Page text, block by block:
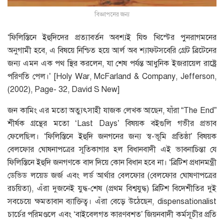
বিজ্ঞাপনের জন্য
‘ফিলিস্তিনে ইহুদিদের প্রত্যাবর্তন অবশ্যই যিশু খিস্টের পুনরাগমনের
অনুগামী হবে, এ বিষয়ে নিশ্চিত হয়ে আর্ল অব শ্যাফটসবেরি গ্রেট ব্রিটেনের
জন্য এমন এক পথ স্থির করলেন, যা শেষ পর্যন্ত আধুনিক ইজরায়েল রাষ্ট্রে
পরিণতি পেল।’ [Holy War, McFarland & Company, Jefferson,
(2002), Page- 32, David S New]
জন কামিং এর মতো অত্যুৎসাহী যাজক লেখক আছেন, যাঁরা “The End”
শীর্ষক গ্রন্থের মতো ‘Last Days’ বিষয়ক বইগুলি গভীর প্রভাব
ফেলেছিল। ‘ফিলিস্তিনে ইহুদি জনগনের জন্য স্ব-ভূমি প্রতিষ্ঠা’ বিষয়ক
বেলফোর ঘোষনাপত্রের সূতিকাগার হল বিধানবাদী এই ভাবনাচিন্তা যে
ফিলিস্তিনে ইহুদি জনগণকে বাদ দিয়ে কোন বিধান হবে না। ‘ব্রিটিশ প্রধানমন্ত্রী
ডেভিড লয়েড জর্জ এবং লর্ড আর্থার বেলফোর (বেলফোর ঘোষণাপত্রের
রচয়িতা), এঁরা দুজনেই যুদ্ধ-শেষ (প্রথম বিশ্বযুদ্ধ) ব্রিটিশ বিদেশীতির দুই
সবচেয়ে ক্ষমতাবান ব্যাক্তিত্ব। এঁরা বেড়ে উঠেছেন, dispensationalist
চার্চের পরিমণ্ডলে এবং ‘বাইবেলগত কারণবশত’ জিয়নবাদী কর্মসূচীর প্রতি